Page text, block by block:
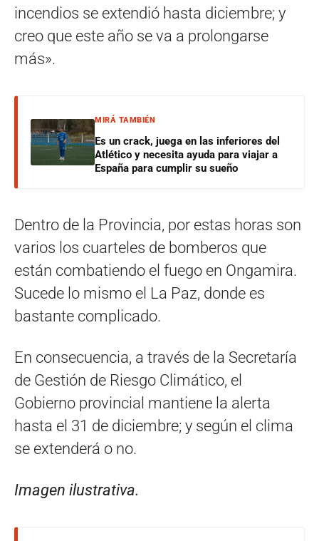
incendios se extendió hasta diciembre; y
creo que este año se va a prolongarse
más».
MIRÁ TAMBIÉN
Es un crack, juega en las inferiores del
Atlético y necesita ayuda para viajar a
España para cumplir su sueño
Dentro de la Provincia, por estas horas son
varios los cuarteles de bomberos que
están combatiendo el fuego en Ongamira.
Sucede lo mismo el La Paz, donde es
bastante complicado.
En consecuencia, a través de la Secretaría
de Gestión de Riesgo Climático, el
Gobierno provincial mantiene la alerta
hasta el 31 de diciembre; y según el clima
se extenderá o no.
Imagen ilustrativa.